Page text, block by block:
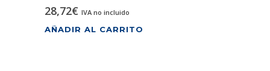
28,72€ IVA no incluido
AÑADIR AL CARRITO